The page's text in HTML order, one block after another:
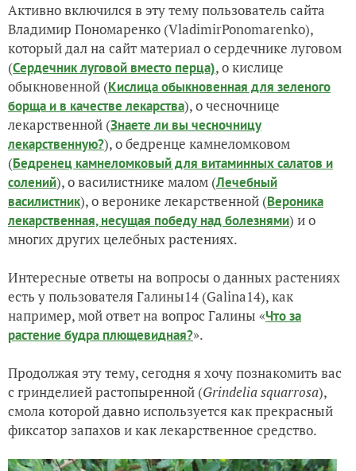
Активно включился в эту тему пользователь сайта
Владимир Пономаренко (VladimirPonomarenko),
который дал на сайт материал о сердечнике луговом
(Сердечник луговой вместо перца), о кислице
обыкновенной (Кислица обыкновенная для зеленого
борща и в качестве лекарства), о чесночнице
лекарственной (Знаете ли вы чесночницу
лекарственную?), о бедренце камнеломковом
(Бедренец камнеломковый для витаминных салатов и
солений), о василистнике малом (Лечебный
василистник), о веронике лекарственной (Вероника
лекарственная, несущая победу над болезнями) и о
многих других целебных растениях.
Интересные ответы на вопросы о данных растениях
есть у пользователя Галины14 (Galina14), как
например, мой ответ на вопрос Галины «Что за
растение будра плющевидная?».
Продолжая эту тему, сегодня я хочу познакомить вас
с гринделией растопыренной (Grindelia squarrosa),
смола которой давно используется как прекрасный
фиксатор запахов и как лекарственное средство.